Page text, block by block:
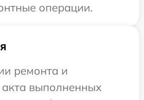
операции.
ремонта и
выполненных